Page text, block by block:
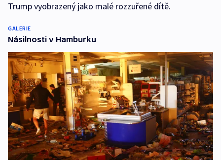
Trump vyobrazený jako malé rozzuřené dítě.
GALERIE
Násilnosti v Hamburku